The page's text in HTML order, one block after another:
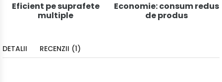
Eficient pe suprafete
multiple
Economie: consum redus
de produs
DETALII RECENZII (1)